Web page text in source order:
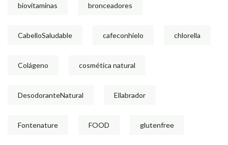
biovitaminas bronceadores
CabelloSaludable cafeconhielo chlorella
Colágeno cosmética natural
DesodoranteNatural Ellabrador
Fontenature FOOD glutenfree